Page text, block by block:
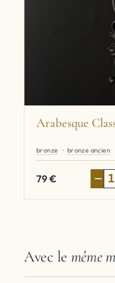
Arabesque
bronze bronze ancien
79€ −
Avec le même